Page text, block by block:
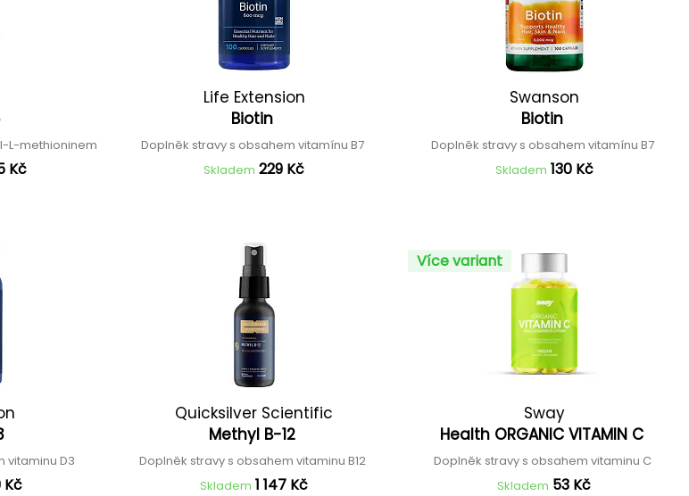
L-methioninem
Kč
Life Extension
Biotin
Doplněk stravy s obsahem vitamínu B7
Skladem 229 Kč
Swanson
Biotin
Doplněk stravy s obsahem vitamínu B7
Skladem 130 Kč
vitaminu D3
Kč
Quicksilver Scientific
Methyl B-12
Doplněk stravy s obsahem vitaminu B12
Skladem 1 147 Kč
Více variant
Sway
Health ORGANIC VITAMIN C
Doplněk stravy s obsahem vitaminu C
Skladem 53 Kč